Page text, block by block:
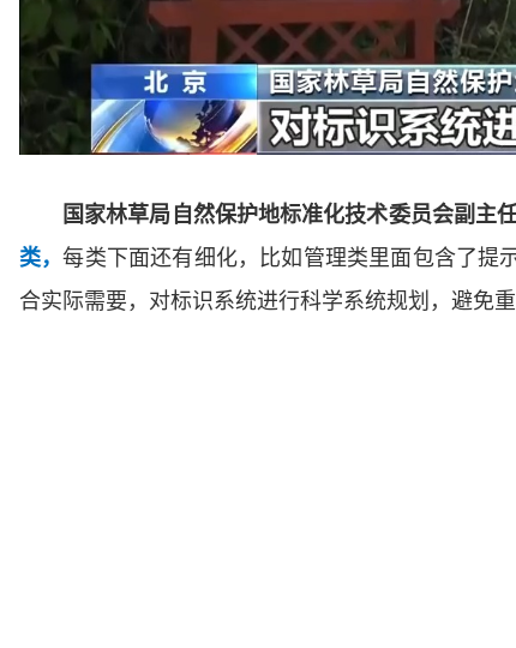
国家林草局自然保护地标准化技术委员会副主
类，每类下面还有细化，比如管理类里面包含了提
合实际需要，对标识系统进行科学系统规划，避免